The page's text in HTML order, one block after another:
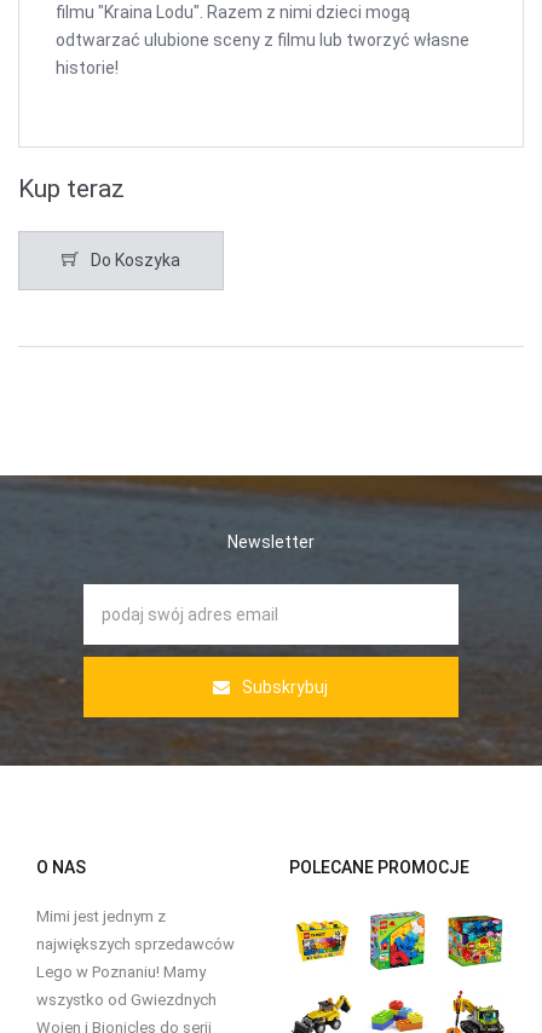
filmu "Kraina Lodu". Razem z nimi dzieci mogą
odtwarzać ulubione sceny z filmu lub tworzyć własne
historie!
Kup teraz
Do Koszyka
Newsletter
Subskrybuj
O NAS
Mimi jest jednym z
największych sprzedawców
Lego w Poznaniu! Mamy
wszystko od Gwiezdnych
Wojen i Bionicles do serii
POLECANE PROMOCJE